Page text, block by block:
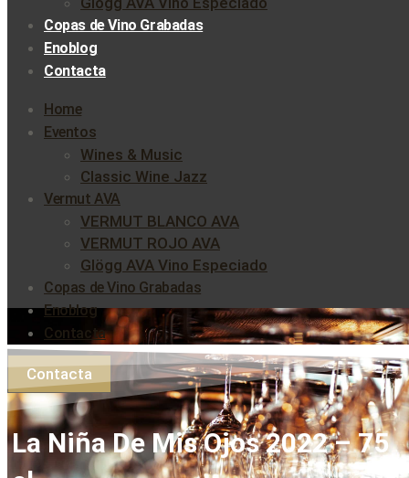
Copas de Vino Grabadas
Enoblog
Contacta
Home
Eventos
Wines & Music
Classic Wine Jazz
Vermut AVA
VERMUT BLANCO AVA
VERMUT ROJO AVA
Glögg AVA Vino Especiado
Copas de Vino Grabadas
Enoblog
Contacta
Contacta
La Niña De Mis Ojos 2022 – 75